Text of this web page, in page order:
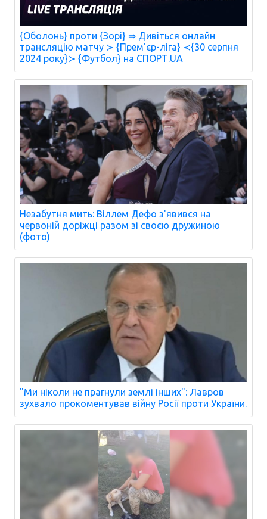
{Оболонь} проти {Зорі} ⇒ Дивіться онлайн
трансляцію матчу ≻ {Прем'єр-ліга} ≺{30 серпня
2024 року}≻ {Футбол} на СПОРТ.UA
Незабутня мить: Віллем Дефо з'явився на
червоній доріжці разом зі своєю дружиною
(фото)
"Ми ніколи не прагнули землі інших": Лавров
зухвало прокоментував війну Росії проти України.